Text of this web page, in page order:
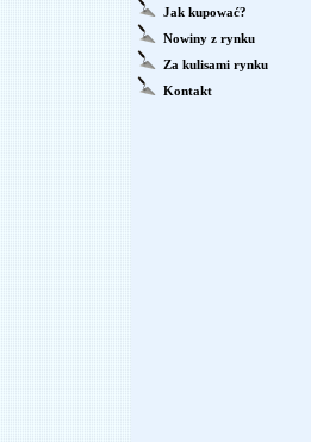
Jak kupować?
Nowiny z rynku
Za kulisami rynku
Kontakt